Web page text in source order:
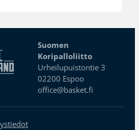
Suomen
Koripalloliitto
Urheilupuistontie 3
02200 Espoo
office@basket.fi